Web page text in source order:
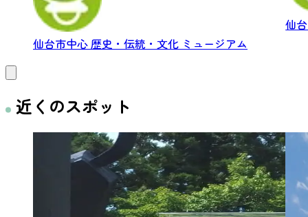
仙臺写真館フォトギャラリー
仙台市中心歴史・伝統・文化 ミュージアム
仙
近くのスポット